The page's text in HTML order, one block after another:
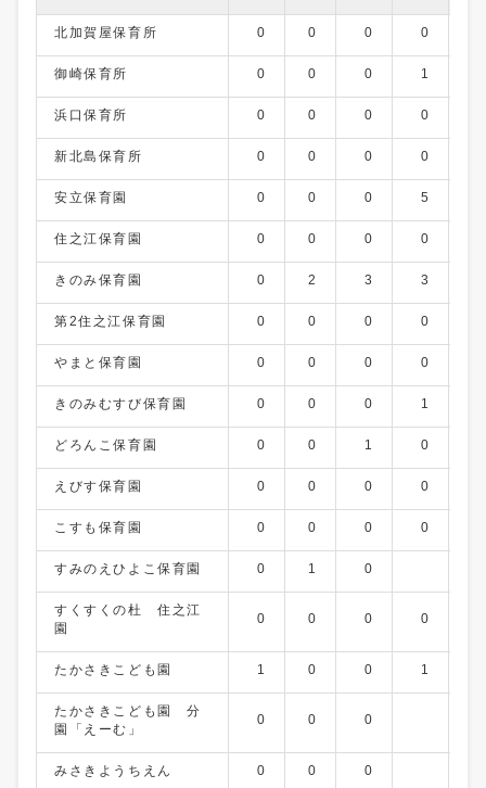
北加賀屋保育所 0 0 0 0
御崎保育所 0 0 0 1
浜口保育所 0 0 0 0
新北島保育所 0 0 0 0
安立保育園 0 0 0 5
住之江保育園 0 0 0 0
きのみ保育園 0 2 3 3
第2住之江保育園 0 0 0 0
やまと保育園 0 0 0 0
きのみむすび保育園 0 0 0 1
どろんこ保育園 0 0 1 0
えびす保育園 0 0 0 0
こすも保育園 0 0 0 0
すみのえひよこ保育園 0 1 0
すくすくの杜 住之江
園
0 0 0 0
たかさきこども園 1 0 0 1
たかさきこども園 分
園「えーむ」
0 0 0
みさきようちえん 0 0 0